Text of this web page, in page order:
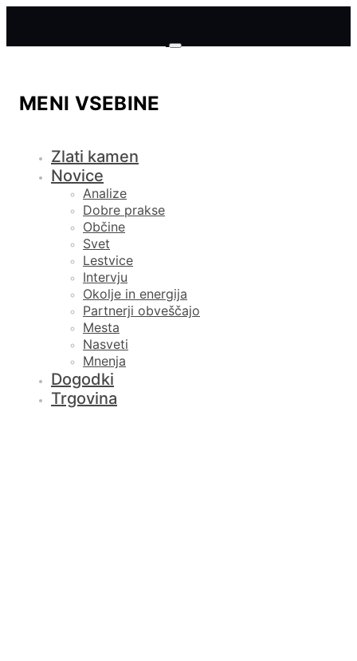
MENI VSEBINE
Zlati kamen
Novice
Analize
Dobre prakse
Občine
Svet
Lestvice
Intervju
Okolje in energija
Partnerji obveščajo
Mesta
Nasveti
Mnenja
Dogodki
Trgovina